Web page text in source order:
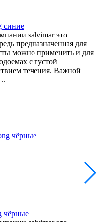
синие
salvimar это
предназначенная для
можно применить и для
с густой
течения. Важной
чёрные